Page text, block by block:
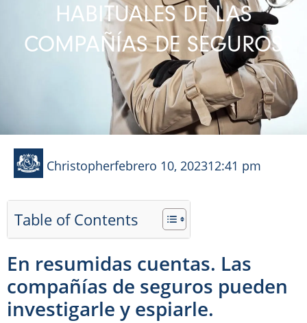
HABITUALES DE LAS
COMPAÑÍAS DE SEGUROS
Christopherfebrero 10, 202312:41 pm
Table of Contents
En resumidas cuentas. Las
compañías de seguros pueden
investigarle y espiarle.